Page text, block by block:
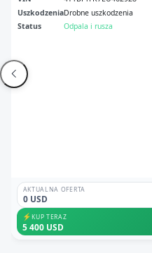
UszkodzeniaDrobne uszkodzenia
Status
Odpala i rusza
AKTUALNA OFERTA
0 USD
⚡KUP TERAZ
5 400 USD